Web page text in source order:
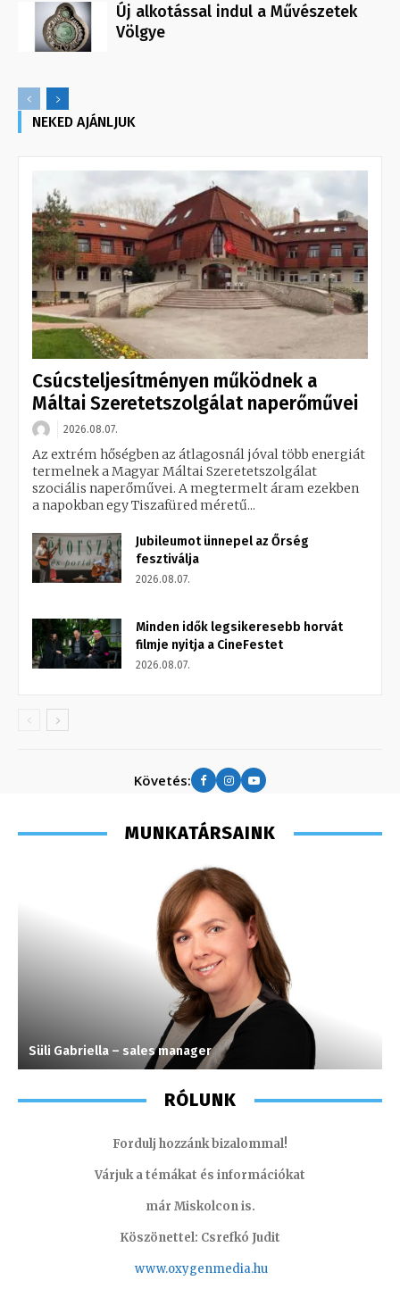
Új alkotással indul a Művészetek
Völgye
NEKED AJÁNLJUK
Csúcsteljesítményen működnek a
Máltai Szeretetszolgálat naperőművei
2026.08.07.
Az extrém hőségben az átlagosnál jóval több energiát
termelnek a Magyar Máltai Szeretetszolgálat
szociális naperőművei. A megtermelt áram ezekben
a napokban egy Tiszafüred méretű...
Jubileumot ünnepel az Őrség
fesztiválja
2026.08.07.
Minden idők legsikeresebb horvát
filmje nyitja a CineFestet
2026.08.07.
Követés:
MUNKATÁRSAINK
Süli Gabriella – sales manager
RÓLUNK
Fordulj hozzánk bizalommal!
Várjuk a témákat és információkat
már Miskolcon is.
Köszönettel: Csrefkó Judit
www.oxygenmedia.hu